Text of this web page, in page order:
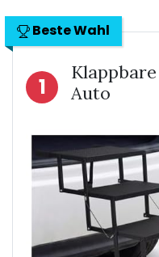
Beste Wahl
1
Auto